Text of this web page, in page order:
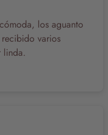
los aguanto
varios
linda.